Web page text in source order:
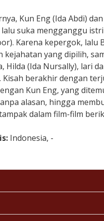
Kun Eng (Ida Abdi)
suka mengganggu
Karena kepergok,
kejahatan yang dipilih,
Hilda (Ida Nursally), lari
Kisah berakhir dengan
Kun Eng, yang
alasan, hingga
dalam film-film
Indonesia, -